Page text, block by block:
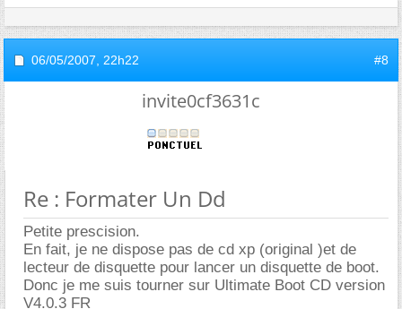
06/05/2007, 22h22 #8
invite0cf3631c
Re : Formater Un Dd
Petite prescision.
En fait, je ne dispose pas de cd xp (original )et de
lecteur de disquette pour lancer un disquette de boot.
Donc je me suis tourner sur Ultimate Boot CD version
V4.0.3 FR